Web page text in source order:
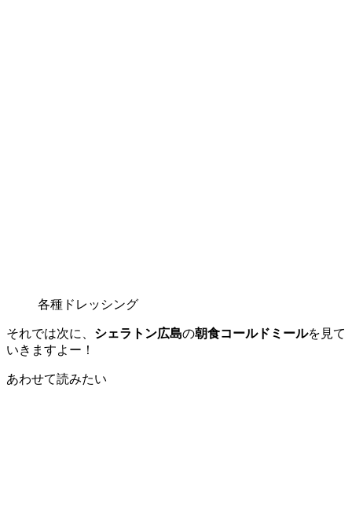
各種ドレッシング
それでは次に、 シェラトン広島の朝食コールドミールを見て
いきますよー！
あわせて読みたい